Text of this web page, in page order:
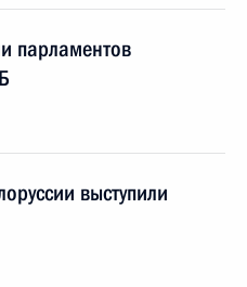
парламентов
выступили